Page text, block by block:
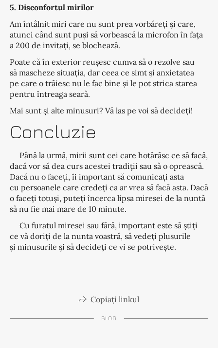
5. Disconfortul mirilor
Am întâlnit miri care nu sunt prea vorbăreți și care,
atunci când sunt puși să vorbească la microfon în fața
a 200 de invitați, se blochează.
Poate că în exterior reușesc cumva să o rezolve sau
să mascheze situația, dar ceea ce simt și anxietatea
pe care o trăiesc nu le fac bine și le pot strica starea
pentru întreaga seară.
Mai sunt și alte minusuri? Vă las pe voi să decideți!
Concluzie
Până la urmă, mirii sunt cei care hotărăsc ce să facă,
dacă vor să dea curs acestei tradiții sau să o oprească.
Dacă nu o faceți, îi important să comunicați asta
cu persoanele care credeți ca ar vrea să facă asta. Dacă
o faceți totuși, puteți încerca lipsa miresei de la nuntă
să nu fie mai mare de 10 minute.
Cu furatul miresei sau fără, important este să știți
ce vă doriți de la nunta voastră, să vedeți plusurile
și minusurile și să decideți ce vi se potrivește.
Copiați linkul
BLOG